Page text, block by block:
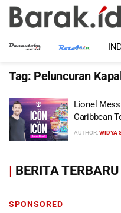
Tag: Peluncuran
Lionel
Caribbean
AUTHOR:WIDYA
| BERITA TERBARU
SPONSORED